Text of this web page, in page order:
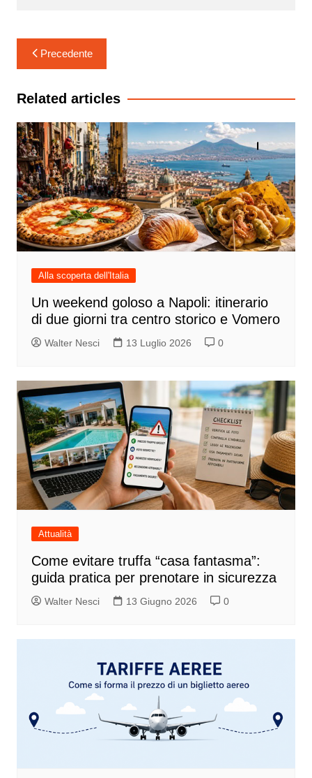
Navigazione
articoli
Precedente
Related articles
Alla scoperta dell'Italia
Un weekend goloso a Napoli: itinerario
di due giorni tra centro storico e Vomero
Walter Nesci 13 Luglio 2026 0
Attualità
Come evitare truffa “casa fantasma”:
guida pratica per prenotare in sicurezza
Walter Nesci 13 Giugno 2026 0